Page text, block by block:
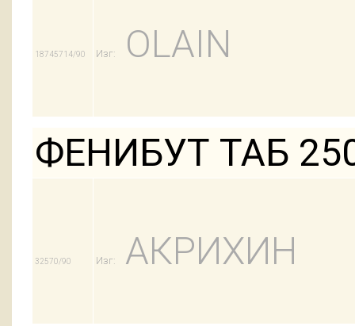
18745714/90 Изг: OLAIN
ФЕНИБУТ ТАБ
32570/90 Изг: АКРИХИН